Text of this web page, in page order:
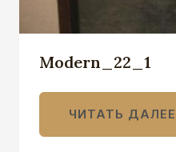
Modern_22_1
ЧИТАТЬ ДАЛЕЕ